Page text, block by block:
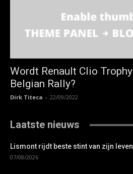
Wordt Renault Clio
Belgian Rally?
Dirk Titeca - 22/09/2022
Laatste nieuws
Lismont rijdt beste stint van zijn leven
07/08/2026